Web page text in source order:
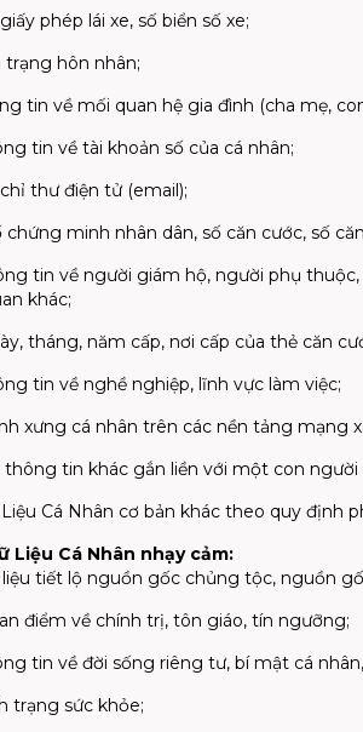
phép lái xe, số biển số xe;
trạng hôn nhân;
tin về mối quan hệ gia đình (cha mẹ,
tin về tài khoản số của cá nhân;
thư điện tử (email);
chứng minh nhân dân, số căn cước, số
tin về người giám hộ, người phụ
khác;
tháng, năm cấp, nơi cấp của thẻ căn
tin về nghề nghiệp, lĩnh vực làm việc;
xưng cá nhân trên các nền tảng mạng
thông tin khác gắn liền với một con
Liệu Cá Nhân cơ bản khác theo quy định
Liệu Cá Nhân nhạy cảm:
liệu tiết lộ nguồn gốc chủng tộc, nguồn
điểm về chính trị, tôn giáo, tín ngưỡng;
tin về đời sống riêng tư, bí mật cá
trạng sức khỏe;